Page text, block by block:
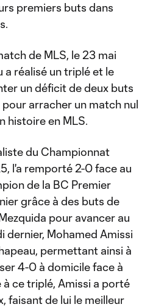
premiers buts dans
de MLS, le 23 mai
a réalisé un triplé et le
un déficit de deux buts
arracher un match nul
histoire en MLS.
du Championnat
l'a remporté 2-0 face au
de la BC Premier
grâce à des buts de
pour avancer au
dernier, Mohamed Amissi
permettant ainsi à
4-0 à domicile face à
ce triplé, Amissi a porté
faisant de lui le meilleur